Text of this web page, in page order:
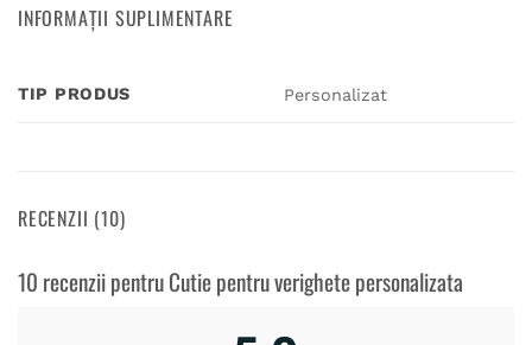
INFORMAȚII SUPLIMENTARE
TIP PRODUS Personalizat
RECENZII (10)
10 recenzii pentruCutie pentru verighete personalizata